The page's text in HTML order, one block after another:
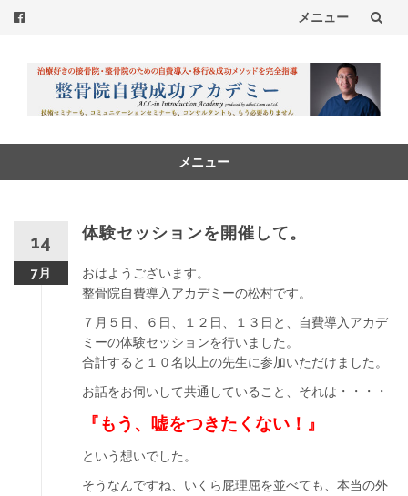
メニュー
ス
メニュー
14
7月
体験セッションを開催して。
おはようございます。
整骨院自費導入アカデミーの松村です。
７月５日、６日、１２日、１３日と、自費導入アカデ
ミーの体験セッションを行いました。
合計すると１０名以上の先生に参加いただけました。
お話をお伺いして共通していること、それは・・・・
『もう、嘘をつきたくない！』
という想いでした。
そうなんですね、いくら屁理屈を並べても、本当の外